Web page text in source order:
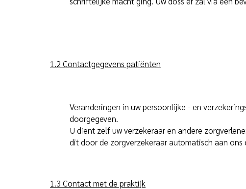
1.2 Contactgegevens patiënten
Veranderingen in uw persoonlijke - en
doorgegeven.
U dient zelf uw verzekeraar en andere
dit door de zorgverzekeraar automatisch aan ons
1.3 Contact met de praktijk